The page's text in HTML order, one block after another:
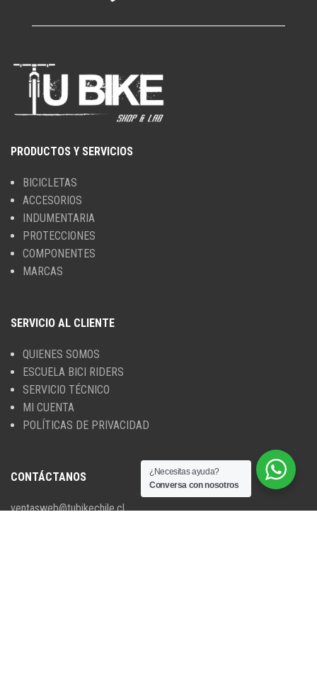
PRODUCTOS Y SERVICIOS
BICICLETAS
ACCESORIOS
INDUMENTARIA
PROTECCIONES
COMPONENTES
MARCAS
SERVICIO AL CLIENTE
QUIENES SOMOS
ESCUELA BICI RIDERS
SERVICIO TÉCNICO
MI CUENTA
POLÍTICAS DE PRIVACIDAD
CONTÁCTANOS
ventasweb@tubikechile.cl
¿Necesitas ayuda?
Conversa con nosotros